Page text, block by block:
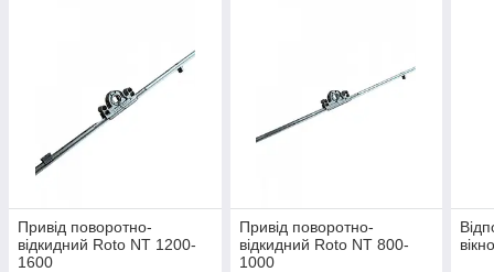
Привід поворотно-
відкидний Roto NT 1200-
1600
Привід поворотно-
відкидний Roto NT 800-
1000